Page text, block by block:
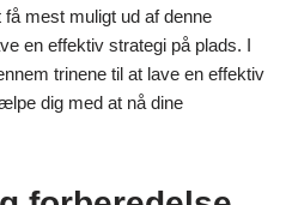
mest muligt ud af denne
en effektiv strategi på plads. I
trinene til at lave en effektiv
dig med at nå dine